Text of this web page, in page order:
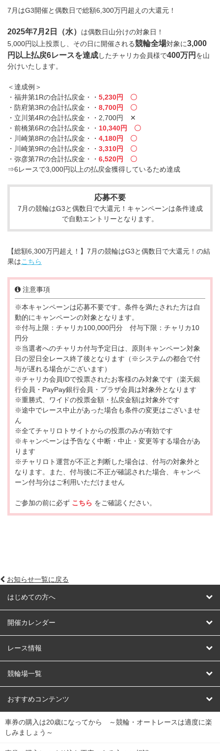
7月はG3開催と偶数日で総額6,300万円超えの大還元！
2025年7月2日（水） は偶数日山分けの対象日！
5,000円以上投票し、その日に開催される競輪全場対象に3,000
円以上払戻6レースを達成したチャリカ会員様で400万円 を山
分けいたします。
＜達成例＞
・福井第1Rの合計払戻金・・ 5,230円 〇
・防府第3Rの合計払戻金・・ 8,700円 〇
・立川第4Rの合計払戻金・・2,700円 ✕
・前橋第6Rの合計払戻金・・ 10,340円 〇
・川崎第8Rの合計払戻金・・ 4,180円 〇
・川崎第9Rの合計払戻金・・ 3,310円 〇
・弥彦第7Rの合計払戻金・・ 6,520円 〇
⇒6レースで3,000円以上の払戻金獲得しているため達成
応募不要
7月の競輪はG3と偶数日で大還元！キャンペーンは条件達成
で自動エントリーとなります。
【総額6,300万円超え！】7月の競輪はG3と偶数日で大還元！の結
果はこちら
注意事項
※本キャンペーンは応募不要です。条件を満たされた方は自
動的にキャンペーンの対象となります。
※付与上限：チャリカ100,000円分 付与下限：チャリカ10
円分
※当選者へのチャリカ付与予定日は、原則キャンペーン対象
日の翌日全レース終了後となります（※システムの都合で付
与が遅れる場合がございます）
※チャリカ会員IDで投票されたお客様のみ対象です（楽天銀
行会員・PayPay銀行会員・プラザ会員は対象外となります
※重勝式、ワイドの投票金額・払戻金額は対象外です
※途中でレース中止があった場合も条件の変更はございませ
ん
※全てチャリロトサイトからの投票のみが有効です
※キャンペーンは予告なく中断・中止・変更等する場合があ
ります
※チャリロト運営が不正と判断した場合は、付与の対象外と
なります。また、付与後に不正が確認された場合、キャンペ
ーン付与分はご利用いただけません
ご参加の前に必ず こちら をご確認ください。
お知らせ一覧に戻る
はじめての方へ
はじめての方へ
開催カレンダー
競輪
オートレース
競輪くじ
Dokanto!
チャリロトプラザ
レース情報
レース予想
レース結果
キャリーオーバー一覧
競輪場一覧
北日本 函館競輪場
関
東
弥彦競輪場 前橋競輪場 取手競輪場 宇都宮競輪場
おすすめコンテンツ
競輪選手情報
Perfecta Navi
車券の購入は20歳になってから ～競輪・オートレースは適度に楽
しみましょう～